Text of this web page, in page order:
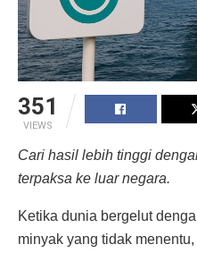
351
VIEWS
Cari hasil lebih tinggi
terpaksa ke luar negara.
Ketika dunia bergelut
minyak yang tidak